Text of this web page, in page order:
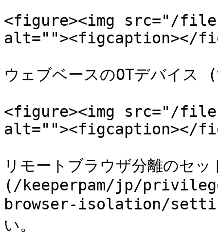
<figure><img src="/files/
alt=""><figcaption></
ウェブベースのOTデバイス
<figure><img src="/
alt=""><figcaption></
リモートブラウザ分離のセ
(/keeperpam/jp/
browser-isolation/
い。